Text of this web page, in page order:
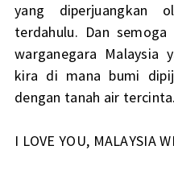
yang diperjuangkan
terdahulu. Dan
warganegara Malaysia
kira di mana bumi
dengan tanah air tercinta.
I LOVE YOU, MALAYSIA